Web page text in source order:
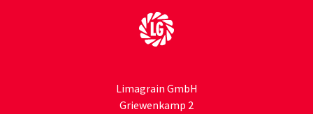
Limagrain GmbH
Griewenkamp 2